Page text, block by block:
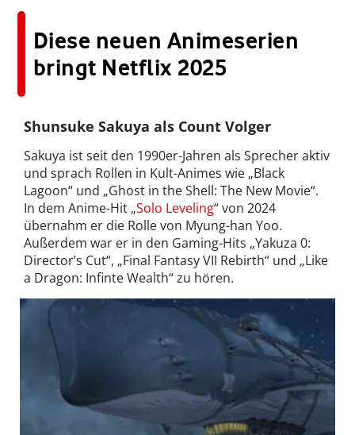
Diese neuen Animeserien
bringt Netflix 2025
Shunsuke Sakuya als Count Volger
Sakuya ist seit den 1990er-Jahren als Sprecher aktiv
und sprach Rollen in Kult-Animes wie „Black
Lagoon“ und „Ghost in the Shell: The New Movie“.
In dem Anime-Hit „Solo Leveling“ von 2024
übernahm er die Rolle von Myung-han Yoo.
Außerdem war er in den Gaming-Hits „Yakuza 0:
Director’s Cut“, „Final Fantasy VII Rebirth“ und „Like
a Dragon: Infinte Wealth“ zu hören.